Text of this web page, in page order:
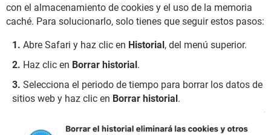
con el almacenamiento de cookies y el uso de la memoria
caché. Para solucionarlo, solo tienes que seguir estos pasos:
Abre Safari y haz clic en Historial, del menú superior.
Haz clic en Borrar historial.
Selecciona el periodo de tiempo para borrar los datos de
sitios web y haz clic en Borrar historial.